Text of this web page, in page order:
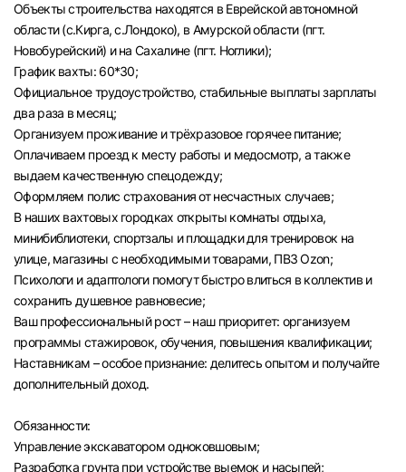
Курган
Уфа
Объекты строительства находятся в Еврейской автономной
области (с.Кирга, с.Лондоко), в Амурской области (пгт.
Новобурейский) и на Сахалине (пгт. Ноглики);
График вахты: 60*30;
Официальное трудоустройство, стабильные выплаты зарплаты
два раза в месяц;
Организуем проживание и трёхразовое горячее питание;
Оплачиваем проезд к месту работы и медосмотр, а также
выдаем качественную спецодежду;
Оформляем полис страхования от несчастных случаев;
В наших вахтовых городках открыты комнаты отдыха,
минибиблиотеки, спортзалы и площадки для тренировок на
улице, магазины с необходимыми товарами, ПВЗ Ozon;
Психологи и адаптологи помогут быстро влиться в коллектив и
сохранить душевное равновесие;
Ваш профессиональный рост – наш приоритет: организуем
программы стажировок, обучения, повышения квалификации;
Наставникам – особое признание: делитесь опытом и получайте
дополнительный доход.
Обязанности:
Управление экскаватором одноковшовым;
Разработка грунта при устройстве выемок и насыпей;